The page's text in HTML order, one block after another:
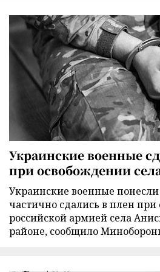
Украинские военные
при освобождении
Украинские военные
частично сдались в плен
российской армией села
районе, сообщило